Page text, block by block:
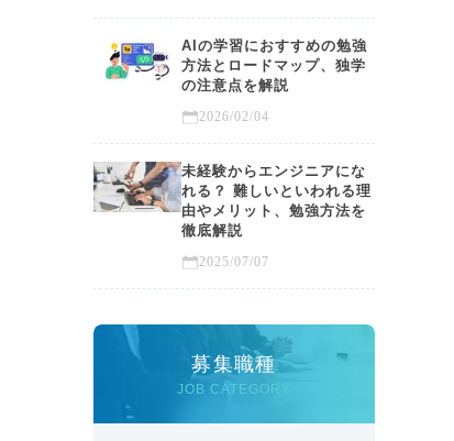
AIの学習におすすめの勉強
方法とロードマップ、独学
の注意点を解説
2026/02/04
未経験からエンジニアにな
れる？ 難しいといわれる理
由やメリット、勉強方法を
徹底解説
2025/07/07
募集職種
JOB CATEGORY